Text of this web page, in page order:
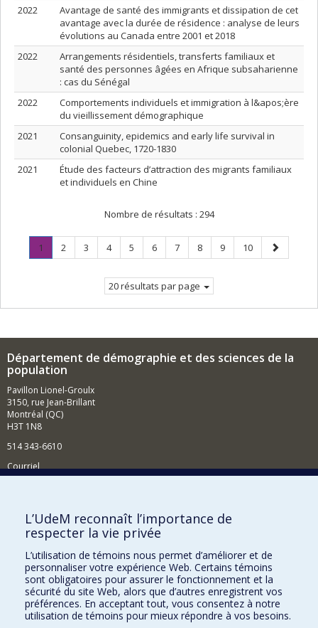
2022
Avantage de santé des immigrants et dissipation de cet
avantage avec la durée de résidence : analyse de leurs
évolutions au Canada entre 2001 et 2018
2022
Arrangements résidentiels, transferts familiaux et
santé des personnes âgées en Afrique subsaharienne
: cas du Sénégal
2022
Comportements individuels et immigration à l&apos;ère
du vieillissement démographique
2021
Consanguinity, epidemics and early life survival in
colonial Quebec, 1720-1830
2021
Étude des facteurs d’attraction des migrants familiaux
et individuels en Chine
Nombre de résultats : 294
Page
1
Page
Page
2 Page
3 Page
4 Page
5 Page
6 Page
7 Page
8 Page
9 Page
10
Page
suivante
20 résultats par page
Département de démographie et des sciences de la
population
Pavillon Lionel-Groulx
3150, rue Jean-Brillant
Montréal (QC)
H3T 1N8
514 343-6610
Courriel
Comment soutenir le Département?
BESOIN D'AIDE?
Plan du site
Signaler une erreur
Accessibilité
FACULTÉ DES ARTS ET DES SCIENCES
L’UdeM reconnaît l’importance de
respecter la vie privée
L’utilisation de témoins nous permet d’améliorer et de
personnaliser votre expérience Web. Certains témoins
sont obligatoires pour assurer le fonctionnement et la
sécurité du site Web, alors que d’autres enregistrent vos
préférences. En acceptant tout, vous consentez à notre
utilisation de témoins pour mieux répondre à vos besoins.